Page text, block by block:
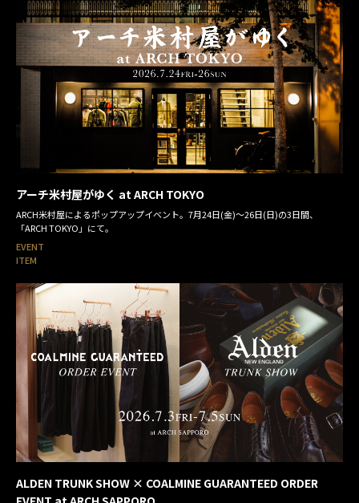
アーチ米村屋がゆく at ARCH TOKYO
ARCH米村屋によるポップアップイベント。7月24日(金)〜26日(日)の3日間、
「ARCH TOKYO」にて。
EVENT
ITEM
ALDEN TRUNK SHOW × COALMINE GUARANTEED ORDER